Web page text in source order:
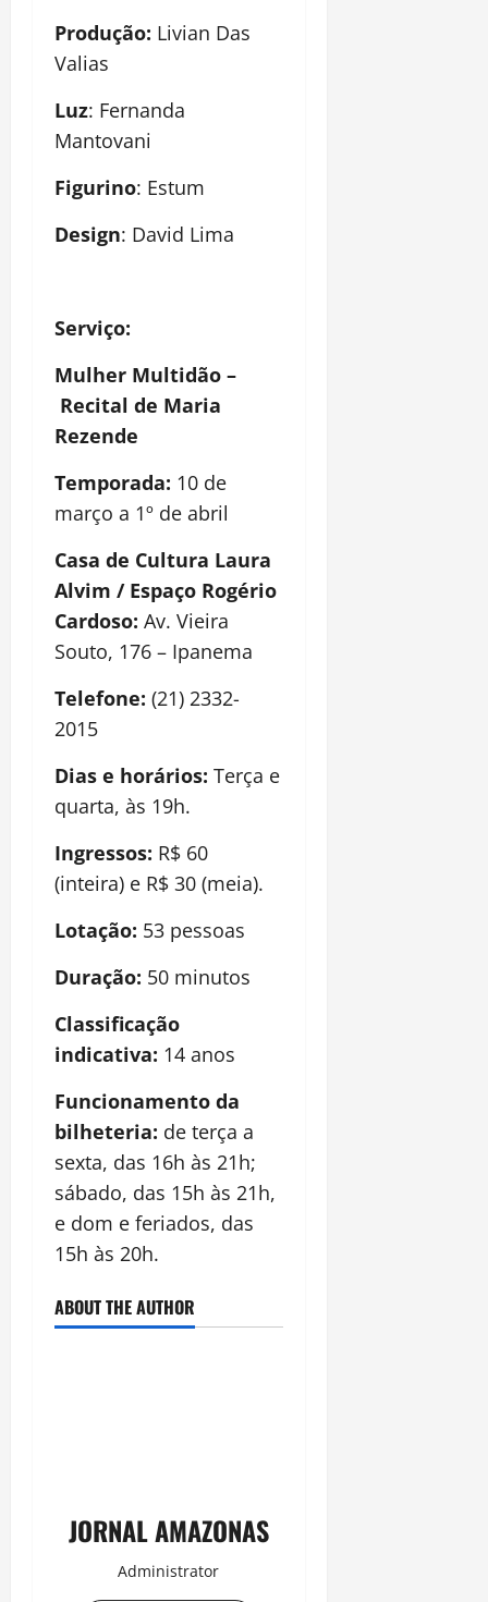
Produção: Livian Das
Valias
Luz: Fernanda
Mantovani
Figurino: Estum
Design: David Lima
Serviço:
Mulher Multidão –
Recital de Maria
Rezende
Temporada: 10 de
março a 1º de abril
Casa de Cultura Laura
Alvim / Espaço Rogério
Cardoso: Av. Vieira
Souto, 176 – Ipanema
Telefone: (21) 2332-
2015
Dias e horários: Terça e
quarta, às 19h.
Ingressos: R$ 60
(inteira) e R$ 30 (meia).
Lotação: 53 pessoas
Duração: 50 minutos
Classificação
indicativa: 14 anos
Funcionamento da
bilheteria: de terça a
sexta, das 16h às 21h;
sábado, das 15h às 21h,
e dom e feriados, das
15h às 20h.
ABOUT THE AUTHOR
JORNAL AMAZONAS
Administrator